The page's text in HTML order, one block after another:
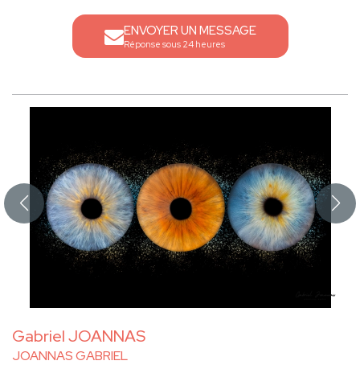
ENVOYER UN MESSAGE
Réponse sous 24 heures
Gabriel JOANNAS
JOANNAS GABRIEL